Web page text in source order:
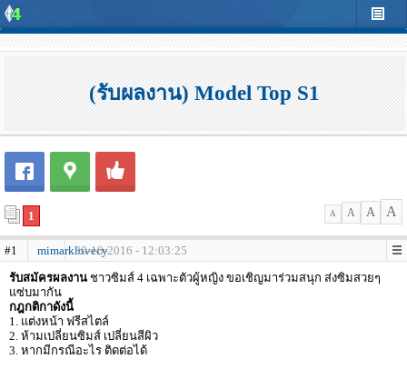
(รับผลงาน) Model Top S1
1 A A A A
#1 mimarklovecy30-10-2016 - 12:03:25
รับสมัครผลงาน ชาวซิมส์ 4 เฉพาะตัวผู้หญิง ขอเชิญมาร่วมสนุก ส่งซิมสวยๆ
แซ่บมากัน
กฎกติกาดังนี้
1. แต่งหน้า ฟรีสไตล์
2. ห้ามเปลี่ยนซิมส์ เปลี่ยนสีผิว
3. หากมีกรณีอะไร ติดต่อได้